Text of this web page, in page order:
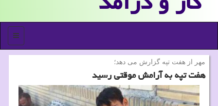
منو
مهر از هفت تپه گزارش می دهد؛
هفت تپه به آرامش موقتی رسید